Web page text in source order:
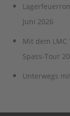
Juni 2026
Mit dem LMC
Spass-Tour
Unterwegs